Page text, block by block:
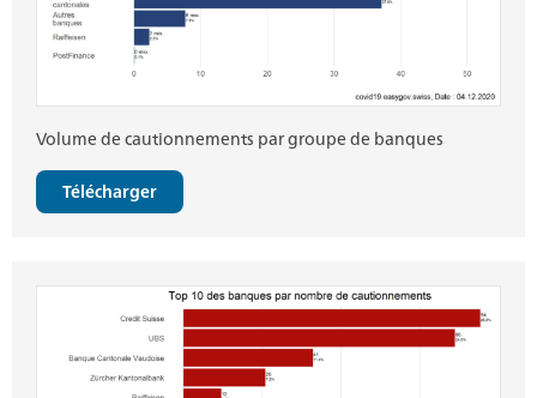
Volume de cautionnements par groupe de banques
Télécharger